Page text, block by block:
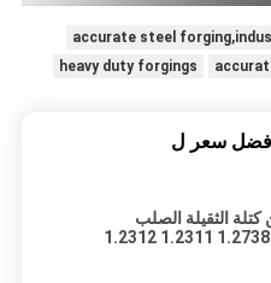
accurate steel
heavy duty forgings
سعر ل
الثقيلة الصلب
المطروقات 1.2738 1.2311 1.2312